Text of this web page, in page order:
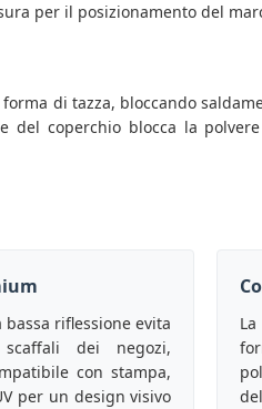
per il posizionamento del
di tazza, bloccando
coperchio blocca la
bassa riflessione evita
dei negozi,
con stampa,
per un design visivo